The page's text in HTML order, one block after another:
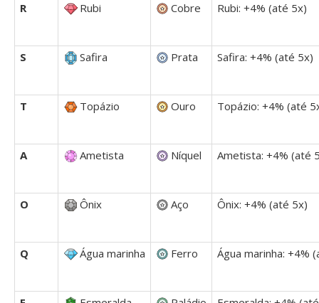
R
Rubi Cobre Rubi: +4% (até 5x)
S Safira Prata Safira: +4% (até 5x)
T Topázio Ouro Topázio: +4% (até
A Ametista Níquel Ametista: +4% (até
O Ônix Aço Ônix: +4% (até 5x)
Q Água marinha Ferro Água marinha: +4%